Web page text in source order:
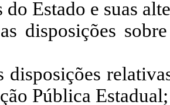
do Estado e suas
as disposições
disposições
Pública Estadual;